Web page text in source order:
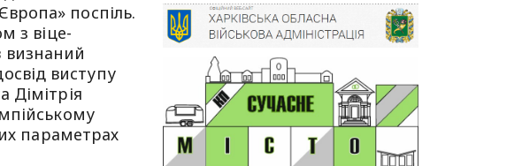
поспіль.
з віце-
виступу
Дімітрія
параметрах